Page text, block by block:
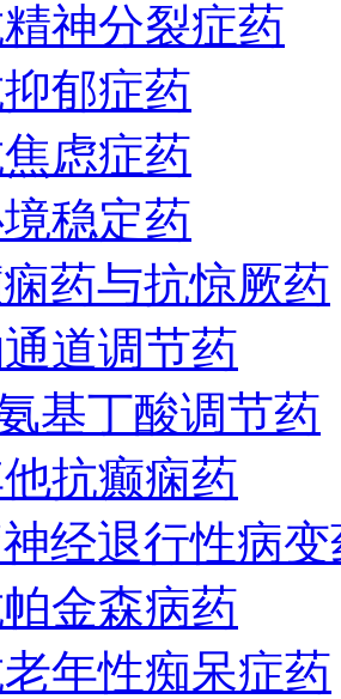
神分裂症药
郁症药
虑症药
稳定药
药与抗惊厥药
道调节药
基丁酸调节药
抗癫痫药
经退行性病
金森病药
年性痴呆症药